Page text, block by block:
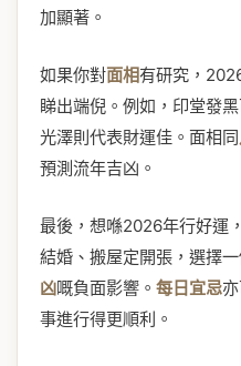
加顯著。
如果你對面相有研究，
睇出端倪。例如，印堂發
光澤則代表財運佳。面相同
預測流年吉凶。
最後，想喺2026年行好運
結婚、搬屋定開張，選擇
凶嘅負面影響。 每日宜忌
事進行得更順利。